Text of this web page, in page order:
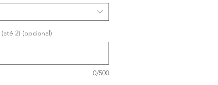
2) (opcional)
0/500